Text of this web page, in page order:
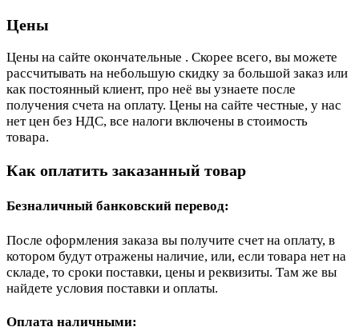
Цены
Цены на сайте окончательные . Скорее всего, вы можете
рассчитывать на небольшую скидку за большой заказ или
как постоянный клиент, про неё вы узнаете после
получения счета на оплату. Цены на сайте честные, у нас
нет цен без НДС, все налоги включены в стоимость
товара.
Как оплатить заказанный товар
Безналичный банковский перевод:
После оформления заказа вы получите счет на оплату, в
котором будут отражены наличие, или, если товара нет на
складе, то сроки поставки, цены и реквизиты. Там же вы
найдете условия поставки и оплаты.
Оплата наличными: